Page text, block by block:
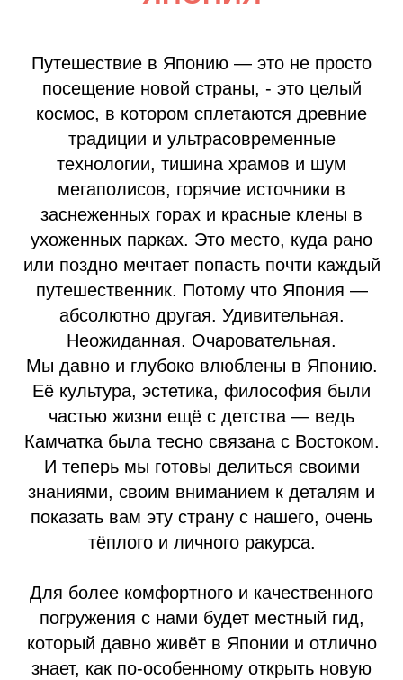
Путешествие в Японию — это не просто
посещение новой страны, - это целый
космос, в котором сплетаются древние
традиции и ультрасовременные
технологии, тишина храмов и шум
мегаполисов, горячие источники в
заснеженных горах и красные клены в
ухоженных парках. Это место, куда рано
или поздно мечтает попасть почти каждый
путешественник. Потому что Япония —
абсолютно другая. Удивительная.
Неожиданная. Очаровательная.
Мы давно и глубоко влюблены в Японию.
Её культура, эстетика, философия были
частью жизни ещё с детства — ведь
Камчатка была тесно связана с Востоком.
И теперь мы готовы делиться своими
знаниями, своим вниманием к деталям и
показать вам эту страну с нашего, очень
тёплого и личного ракурса.
Для более комфортного и качественного
погружения с нами будет местный гид,
который давно живёт в Японии и отлично
знает, как по-особенному открыть новую